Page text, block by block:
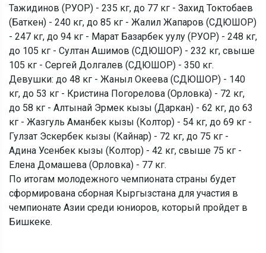
Тажидинов (РУОР) - 235 кг, до 77 кг - Захид Токтобаев
(Баткен) - 240 кг, до 85 кг - Жалил Жапаров (СДЮШОР)
- 247 кг, до 94 кг - Марат Базарбек уулу (РУОР) - 248 кг,
до 105 кг - Султан Ашимов (СДЮШОР) - 232 кг, свыше
105 кг - Сергей Долгалев (СДЮШОР) - 350 кг.
Девушки: до 48 кг - Жаныл Океева (СДЮШОР) - 140
кг, до 53 кг - Кристина Погорелова (Орловка) - 72 кг,
до 58 кг - Алтынай Эрмек кызы (Даркан) - 62 кг, до 63
кг - Жазгуль Аманбек кызы (Колтор) - 54 кг, до 69 кг -
Гулзат Эскербек кызы (Кайнар) - 72 кг, до 75 кг -
Адина Усенбек кызы (Колтор) - 42 кг, свыше 75 кг -
Елена Домашева (Орловка) - 77 кг.
По итогам молодежного чемпионата страны будет
сформирована сборная Кыргызстана для участия в
чемпионате Азии среди юниоров, который пройдет в
Бишкеке.